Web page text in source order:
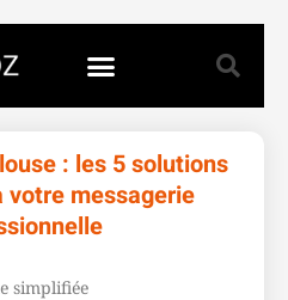
: les 5 solutions
votre messagerie
simplifiée